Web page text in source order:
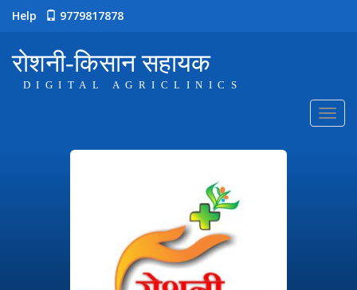
Help 9779817878
रोशनी-किसान सहायक
DIGITAL AGRICLINICS